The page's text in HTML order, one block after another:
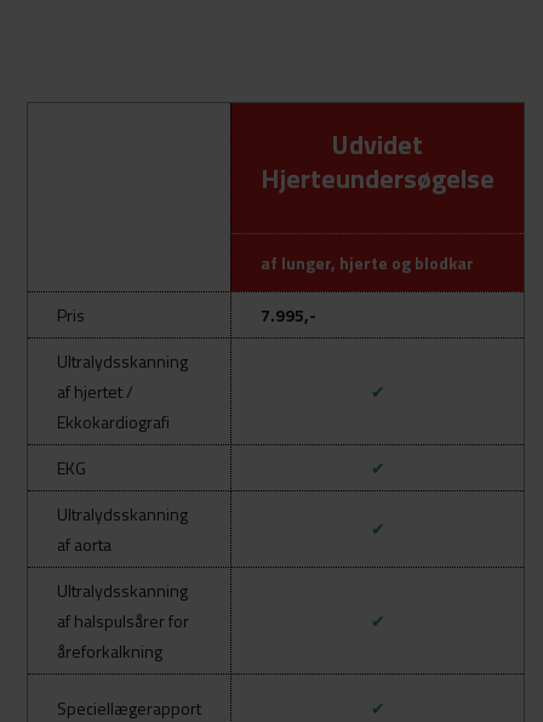
Udvidet
Hjerteundersøgelse
af lunger, hjerte og blodkar
Pris
7.995,-
Ultralydsskanning
af hjertet /
Ekkokardiografi
✔
EKG
✔
Ultralydsskanning
af aorta
✔
Ultralydsskanning
af halspulsårer for
åreforkalkning
✔
Speciellægerapport ✔